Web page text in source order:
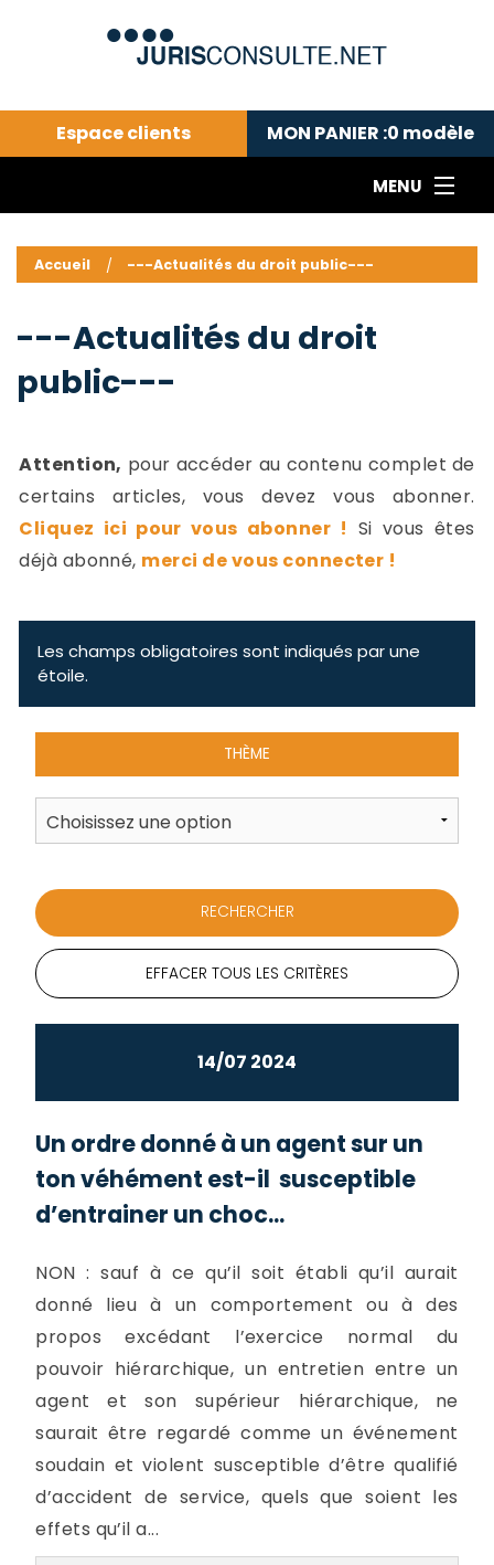
Espace clients MON PANIER :0 modèle
MENU
---Actualités du droit public---
Droit pénal---
Droit privé ---
Abonnement aux actualités
Accueil ---Actualités du droit public---
---Actualités du droit
public---
Attention, pour accéder au contenu complet de
certains articles, vous devez vous abonner.
Cliquez ici pour vous abonner ! Si vous êtes
déjà abonné, merci de vous connecter !
Les champs obligatoires sont indiqués par une
étoile.
THÈME
EFFACER TOUS LES CRITÈRES
14/07 2024
Un ordre donné à un agent sur un
ton véhément est-il susceptible
d’entrainer un choc...
NON : sauf à ce qu’il soit établi qu’il aurait
donné lieu à un comportement ou à des
propos excédant l’exercice normal du
pouvoir hiérarchique, un entretien entre un
agent et son supérieur hiérarchique, ne
saurait être regardé comme un événement
soudain et violent susceptible d’être qualifié
d’accident de service, quels que soient les
effets qu’il a...